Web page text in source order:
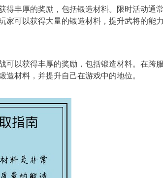
得丰厚的奖励，包括锻造材料。限时活动
可以获得大量的锻造材料，提升武将的能力
战可以获得丰厚的奖励，包括锻造材料。在
造材料，并提升自己在游戏中的地位。